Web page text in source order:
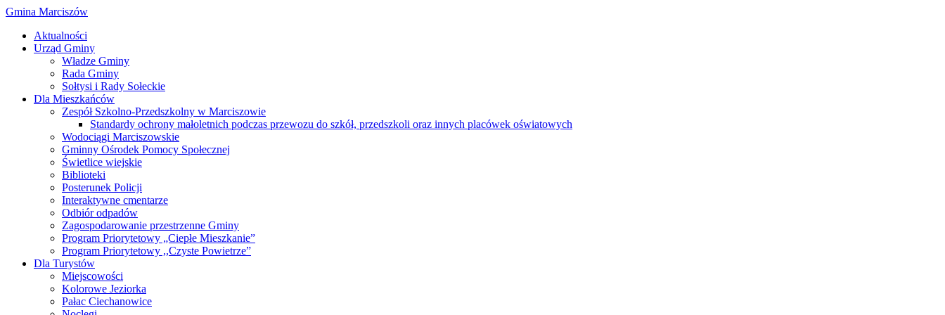
Gmina Marciszów
Aktualności
Urząd Gminy
Władze Gminy
Rada Gminy
Sołtysi i Rady Sołeckie
Dla Mieszkańców
Zespół Szkolno-Przedszkolny w Marciszowie
Standardy ochrony małoletnich podczas przewozu do szkół, przedszkoli oraz innych placówek oświatowych
Wodociągi Marciszowskie
Gminny Ośrodek Pomocy Społecznej
Świetlice wiejskie
Biblioteki
Posterunek Policji
Interaktywne cmentarze
Odbiór odpadów
Zagospodarowanie przestrzenne Gminy
Program Priorytetowy „Ciepłe Mieszkanie”
Program Priorytetowy ,,Czyste Powietrze”
Dla Turystów
Miejscowości
Kolorowe Jeziorka
Pałac Ciechanowice